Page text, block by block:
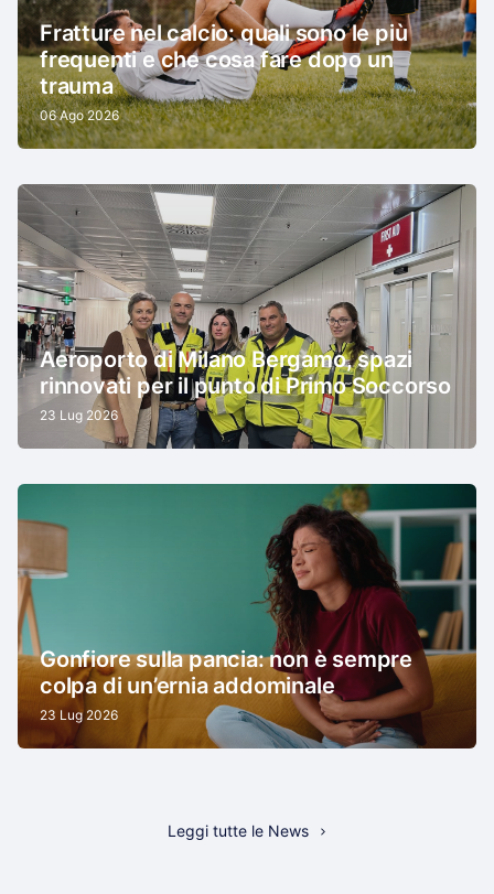
Fratture nel calcio: quali sono le più
frequenti e che cosa fare dopo un
trauma
06 Ago 2026
Aeroporto di Milano Bergamo, spazi
rinnovati per il punto di Primo Soccorso
23 Lug 2026
Gonfiore sulla pancia: non è sempre
colpa di un’ernia addominale
23 Lug 2026
Leggi tutte le News